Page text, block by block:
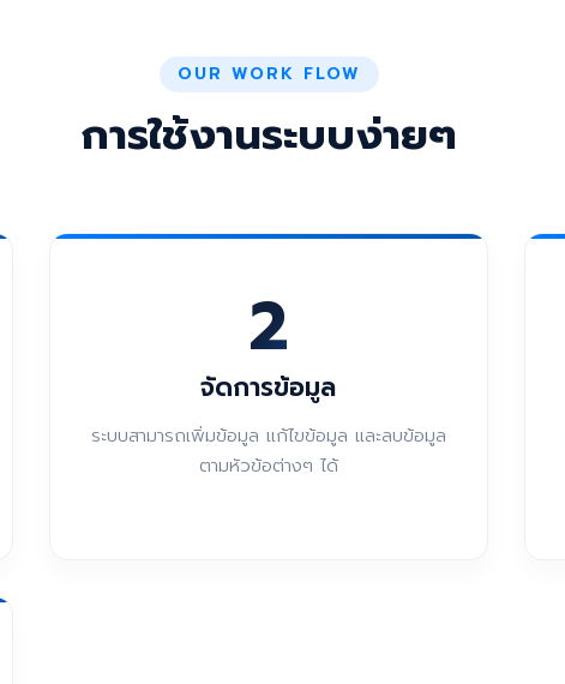
OUR WORK FLOW
การใช้งานระบบง่ายๆ
2
จัดการข้อมูล
ระบบสามารถเพิ่มข้อมูล แก้ไขข้อมูล และลบข้อมูล
ตามหัวข้อต่างๆ ได้